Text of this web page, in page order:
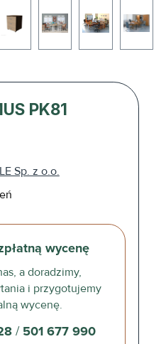
PK81
Sp. z o.o.
wycenę
a doradzimy,
i przygotujemy
wycenę.
/ 501 677 990